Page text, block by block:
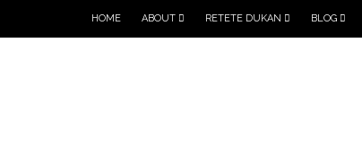
HOME ABOUT RETETE DUKAN BLOG